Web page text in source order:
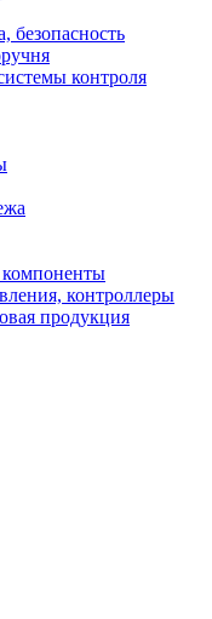
безопасность
контроля
компоненты
контроллеры
продукция